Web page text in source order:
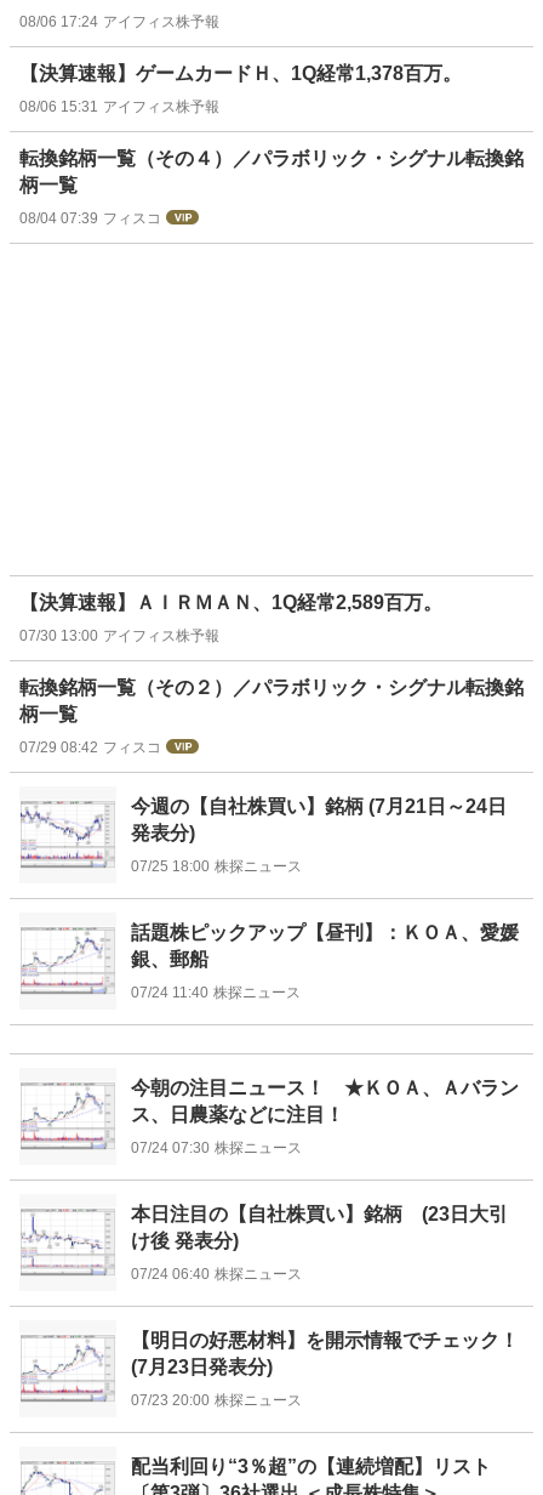
08/06 17:24 アイフィス株予報
【決算速報】ゲームカードＨ、1Q経常1,378百万。
08/06 15:31 アイフィス株予報
転換銘柄一覧（その４）／パラボリック・シグナル転換銘
柄一覧
08/04 07:39 フィスコ
【決算速報】ＡＩＲＭＡＮ、1Q経常2,589百万。
07/30 13:00 アイフィス株予報
転換銘柄一覧（その２）／パラボリック・シグナル転換銘
柄一覧
07/29 08:42 フィスコ
今週の【自社株買い】銘柄 (7月21日～24日
発表分)
07/25 18:00 株探ニュース
話題株ピックアップ【昼刊】：ＫＯＡ、愛媛
銀、郵船
07/24 11:40 株探ニュース
今朝の注目ニュース！ ★ＫＯＡ、Ａバラン
ス、日農薬などに注目！
07/24 07:30 株探ニュース
本日注目の【自社株買い】銘柄 (23日大引
け後 発表分)
07/24 06:40 株探ニュース
【明日の好悪材料】を開示情報でチェック！
(7月23日発表分)
07/23 20:00 株探ニュース
配当利回り“3％超”の【連続増配】リスト